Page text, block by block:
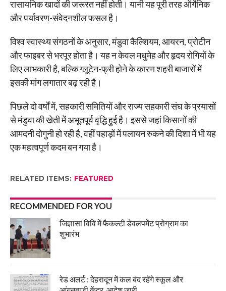
रासायनिक खादों की जरूरत नहीं होती। यानी यह पूरी तरह ऑर्गेनिक
और पर्यावरण-संवेदनशील फसल है।
विश्व स्वास्थ्य संगठनों के अनुसार, मंडुवा कैल्शियम, आयरन, प्रोटीन
और फाइबर से भरपूर होता है। यह न केवल मधुमेह और हृदय रोगियों के
लिए लाभकारी है, बल्कि ग्लूटेन-फ्री होने के कारण शहरी बाजारों में
इसकी मांग लगातार बढ़ रही है।
पिछले दो वर्षों में, सहकारी समितियों और राज्य सहकारी संघ के प्रयासों
से मंडुवा की खेती में अभूतपूर्व वृद्धि हुई है। इससे जहां किसानों की
आमदनी दोगुनी हो रही है, वहीं पहाड़ों में पलायन रुकने की दिशा में भी यह
एक महत्वपूर्ण कदम बन गया है।
RELATED ITEMS: FEATURED
RECOMMENDED FOR YOU
जिज्ञासा विवि में फैकल्टी डेवलपमेंट प्रोग्राम का
शुभारंभ
रेड अलर्ट : देहरादून में कल बंद रहेंगे स्कूल और